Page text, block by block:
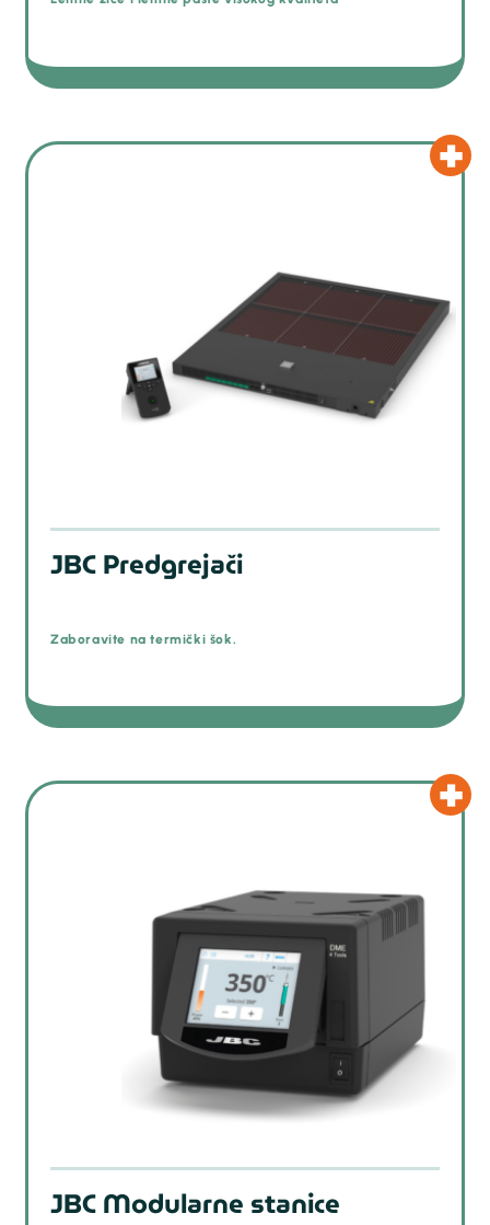
JBC Predgrejači
Zaboravite na termički šok.
JBC Modularne stanice